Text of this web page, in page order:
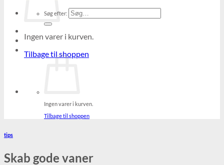
Ingen varer i kurven.
Tilbage til shoppen
Søg efter:
Ingen varer i kurven.
Tilbage til shoppen
tips
Skab gode vaner